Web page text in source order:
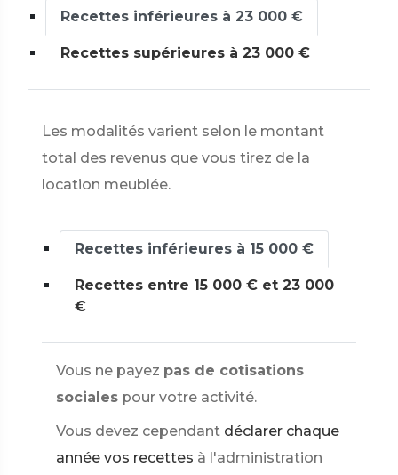
Recettes inférieures à 23 000 €
Recettes supérieures à 23 000 €
Les modalités varient selon le montant
total des revenus que vous tirez de la
location meublée.
Recettes inférieures à 15 000 €
Recettes entre 15 000 € et 23 000
€
Vous ne payez pas de cotisations
sociales pour votre activité.
Vous devez cependant déclarer chaque
année vos recettes à l'administration